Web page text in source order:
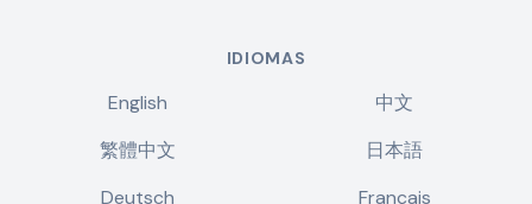
IDIOMAS
English
中文
繁體中文
日本語
Deutsch
Français